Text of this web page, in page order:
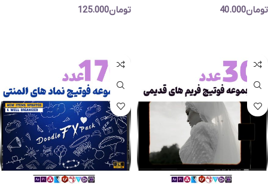
تومان40.000
قدیمی
تومان125.000